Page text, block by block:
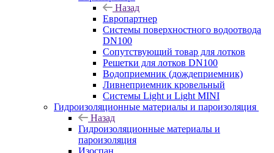
Назад
Европартнер
Системы поверхностного водоотвода
DN100
Сопутствующий товар для лотков
Решетки для лотков DN100
Водоприемник (дождеприемник)
Ливнеприемник кровельный
Системы Light и Light MINI
Гидроизоляционные материалы и пароизоляция
Назад
Гидроизоляционные материалы и
пароизоляция
Изоспан